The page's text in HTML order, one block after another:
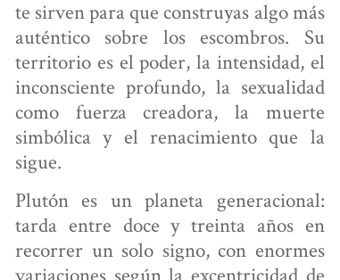
PERSONAL
NOSOTROS
te sirven para que construyas algo más
auténtico sobre los escombros. Su
territorio es el poder, la intensidad, el
inconsciente profundo, la sexualidad
como fuerza creadora, la muerte
simbólica y el renacimiento que la
sigue.
Plutón es un planeta generacional:
tarda entre doce y treinta años en
recorrer un solo signo, con enormes
variaciones según la excentricidad de